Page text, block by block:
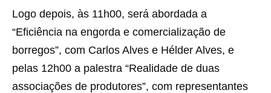
Logo depois, às 11h00, será abordada a
“Eficiência na engorda e comercialização de
borregos”, com Carlos Alves e Hélder Alves, e
pelas 12h00 a palestra “Realidade de duas
associações de produtores”, com representantes